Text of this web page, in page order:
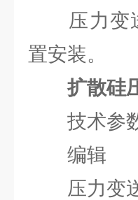
压力变送
置安装。
扩散硅
技术参
编辑
压力变送